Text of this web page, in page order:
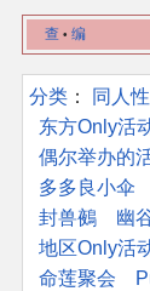
查 • 编
分类 ：​ 同人
东方Only活
偶尔举办的
多多良小伞
封兽鵺
幽
地区Only活
命莲聚会